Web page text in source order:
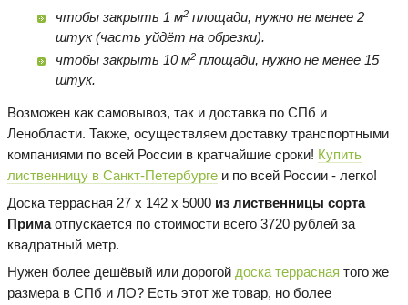
чтобы закрыть 1 м2площади, нужно не менее 2
штук (часть уйдёт на обрезки).
чтобы закрыть 10 м2площади, нужно не менее 15
штук.
Возможен как самовывоз, так и доставка по СПб и
Ленобласти. Также, осуществляем доставку транспортными
компаниями по всей России в кратчайшие сроки! Купить
лиственницу в Санкт-Петербурге и по всей России - легко!
Доска террасная 27 х 142 х 5000 из лиственницы сорта
Примаотпускается по стоимости всего 3720 рублей за
квадратный метр.
Нужен более дешёвый или дорогой доска террасная того же
размера в СПб и ЛО? Есть этот же товар, но более